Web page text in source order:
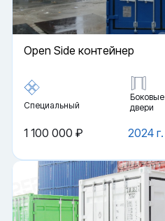
Open Side контейнер
Специальный
Боковые
двери
2024 г.
1 100 000 ₽